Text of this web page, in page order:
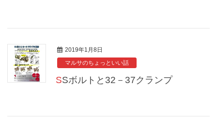
2019年1月8日
マルサのちょっといい話
SSボルトと32－37クランプ